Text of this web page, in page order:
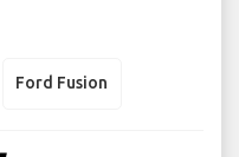
Ford Fusion